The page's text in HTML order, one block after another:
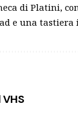
di Platini,
e una